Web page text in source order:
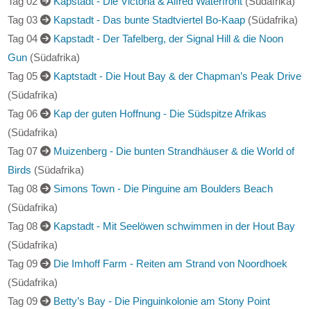
(Südafrika)
Tag 02
Kapstadt - Die Victoria & Alfred Waterfront(Südafrika)
Tag 03
Kapstadt - Das bunte Stadtviertel Bo-Kaap(Südafrika)
Tag 04
Kapstadt - Der Tafelberg, der Signal Hill & die Noon
Gun(Südafrika)
Tag 05
Kaptstadt - Die Hout Bay & der Chapman’s Peak Drive
(Südafrika)
Tag 06
Kap der guten Hoffnung - Die Südspitze Afrikas
(Südafrika)
Tag 07
Muizenberg - Die bunten Strandhäuser & die World of
Birds(Südafrika)
Tag 08
Simons Town - Die Pinguine am Boulders Beach
(Südafrika)
Tag 08
Kapstadt - Mit Seelöwen schwimmen in der Hout Bay
(Südafrika)
Tag 09
Die Imhoff Farm - Reiten am Strand von Noordhoek